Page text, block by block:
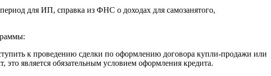
для ИП, справка из ФНС о доходах для самозанятого,
к проведению сделки по оформлению договора купли-продажи или
это является обязательным условием оформления кредита.